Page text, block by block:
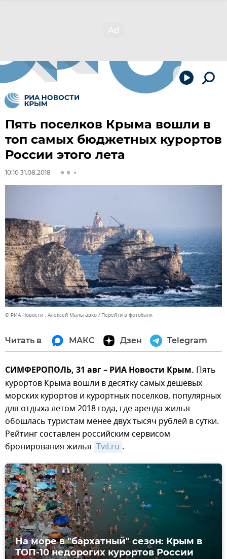
Пять поселков Крыма вошли в
топ самых бюджетных курортов
России этого лета
10:10 31.08.2018
© РИА Новости . Алексей Мальгавко Перейти в фотобанк
Читать в МАКС Дзен Telegram
СИМФЕРОПОЛЬ, 31 авг – РИА Новости Крым. Пять
курортов Крыма вошли в десятку самых дешевых
морских курортов и курортных поселков, популярных
для отдыха летом 2018 года, где аренда жилья
обошлась туристам менее двух тысяч рублей в сутки.
Рейтинг составлен российским сервисом
бронирования жилья Tvil.ru .
На море в "бархатный" сезон: Крым в
ТОП-10 недорогих курортов России